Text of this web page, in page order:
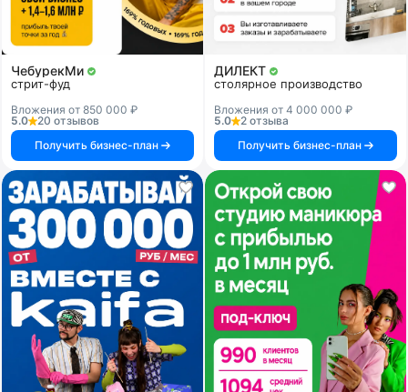
ЧебурекМи
стрит-фуд
Вложения от 850 000 ₽
5.0
20 отзывов
Получить бизнес-план
ДИЛЕКТ
столярное производство
Вложения от 4 000 000 ₽
5.0
2 отзыва
Получить бизнес-план